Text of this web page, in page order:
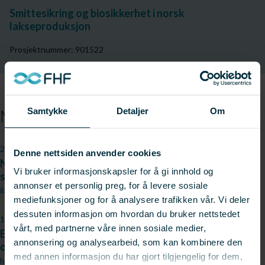
Samtykke Detaljer Om
Denne nettsiden anvender cookies
Vi bruker informasjonskapsler for å gi innhold og
annonser et personlig preg, for å levere sosiale
mediefunksjoner og for å analysere trafikken vår. Vi deler
dessuten informasjon om hvordan du bruker nettstedet
vårt, med partnerne våre innen sosiale medier,
annonsering og analysearbeid, som kan kombinere den
med annen informasjon du har gjort tilgjengelig for dem,
Smittesikring og biosikkerhet i norsk
lakseproduksjon
Prosjektnummer: 901522
Medieomtale
20.11.2023
Nytt samarbeid skal gi mer presis beregning av
smitterisiko
ilaks
17.11.2023
Enda mer treffsikre modeller skal bedre dyrevelferd
og redusere smitte
hi.no